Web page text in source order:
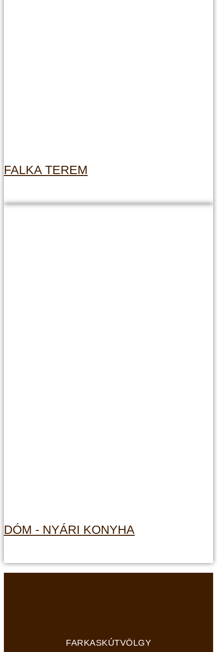
FALKA TEREM
DÓM - NYÁRI KONYHA
FARKASKÚTVÖLGY